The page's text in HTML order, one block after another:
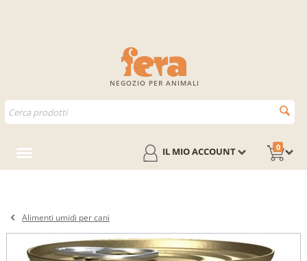
NEGOZIO PER ANIMALI
0
IL MIO ACCOUNT
Alimenti umidi per cani